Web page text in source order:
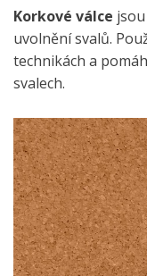
Korkové válce
uvolnění svalů.
technikách a
svalech.